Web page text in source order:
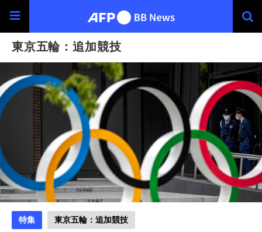
東京五輪：追加競技
特集 東京五輪：追加競技